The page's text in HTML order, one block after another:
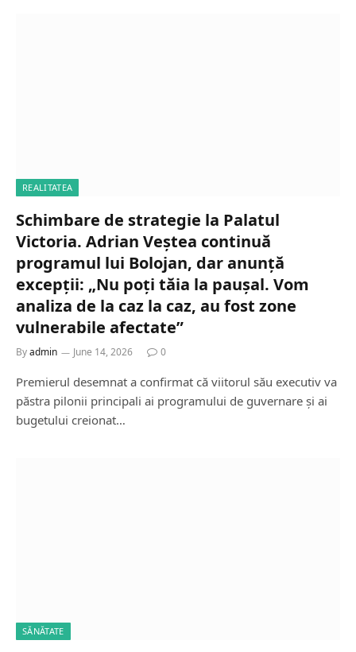
REALITATEA
Schimbare de strategie la Palatul
Victoria. Adrian Veștea continuă
programul lui Bolojan, dar anunță
excepții: „Nu poți tăia la paușal. Vom
analiza de la caz la caz, au fost zone
vulnerabile afectate”
Byadmin June 14, 2026 0
Premierul desemnat a confirmat că viitorul său executiv va
păstra pilonii principali ai programului de guvernare și ai
bugetului creionat…
SĂNĂTATE